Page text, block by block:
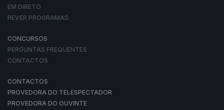
EM DIRETO
REVER PROGRAMAS
CONCURSOS
PERGUNTAS FREQUENTES
CONTACTOS
CONTACTOS
PROVEDORA DO TELESPECTADOR
PROVEDORA DO OUVINTE